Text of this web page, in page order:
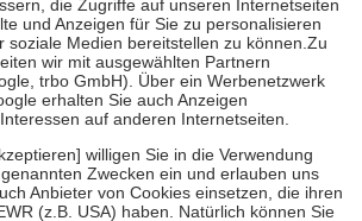
auch für Online-Apotheken.
Krankenpflege beträgt die
der Kosten sowie zehn Euro je
Versicherten für ihre eigene Gesundheit zu
Stellung der Familie zu unterstützen,
an bei:
bis zum vollendeten 18. Lebensjahr